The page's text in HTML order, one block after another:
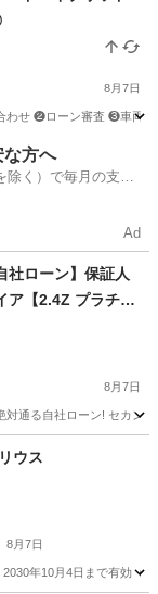
8月7日
せ ❷ローン審査 ❸車両
な方へ
除く）で毎月の支払
Ad
社ローン】保証人
【2.4Z プラチナ
20インチAW/サン
ウンモニター/レザ
ン/ETC
8月7日
対通る自社ローン! セカ
ウス
8月7日
年10月4日まで有効（